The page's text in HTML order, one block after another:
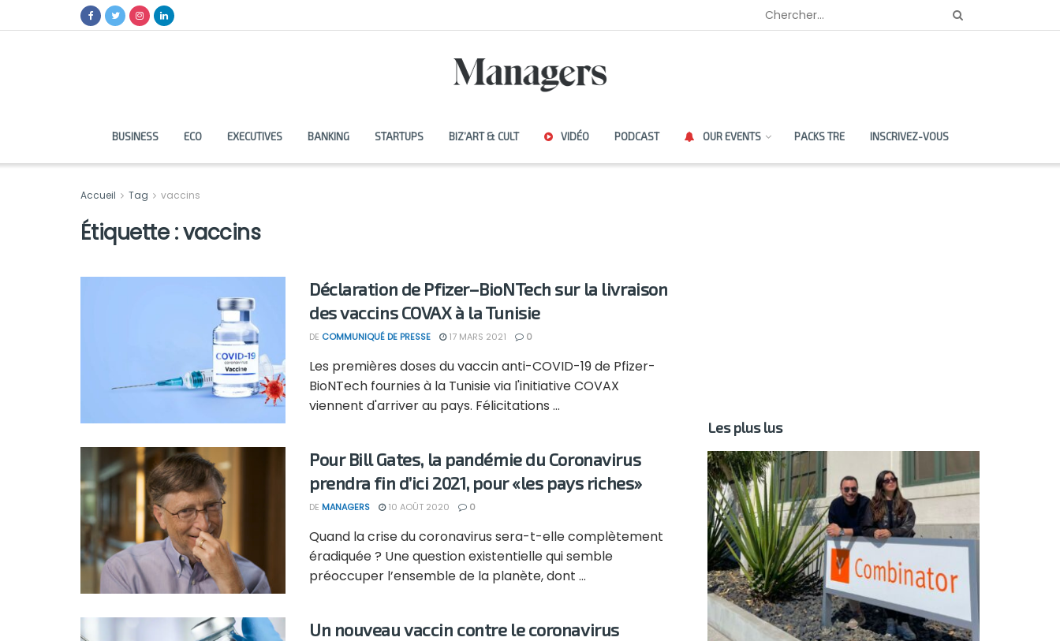
BUSINESS ECO EXECUTIVES BANKING STARTUPS BIZ’ART & CULT VIDÉO PODCAST OUR EVENTS PACKS TRE INSCRIVEZ-VOUS
Accueil Tag vaccins
Étiquette :vaccins
Déclaration de Pfizer–BioNTech sur la livraison
des vaccins COVAX à la Tunisie
DE COMMUNIQUÉ DE PRESSE 17 MARS 2021 0
Les premières doses du vaccin anti-COVID-19 de Pfizer-
BioNTech fournies à la Tunisie via l'initiative COVAX
viennent d'arriver au pays. Félicitations ...
Pour Bill Gates, la pandémie du Coronavirus
prendra fin d’ici 2021, pour «les pays riches»
DE MANAGERS 10 AOÛT 2020 0
Quand la crise du coronavirus sera-t-elle complètement
éradiquée ? Une question existentielle qui semble
préoccuper l’ensemble de la planète, dont ...
Un nouveau vaccin contre le coronavirus
Les plus lus